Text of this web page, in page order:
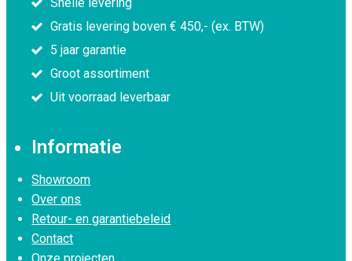
Gratis levering boven € 450,- (ex. BTW)
5 jaar garantie
Groot assortiment
Uit voorraad leverbaar
Informatie
Showroom
Over ons
Retour- en garantiebeleid
Contact